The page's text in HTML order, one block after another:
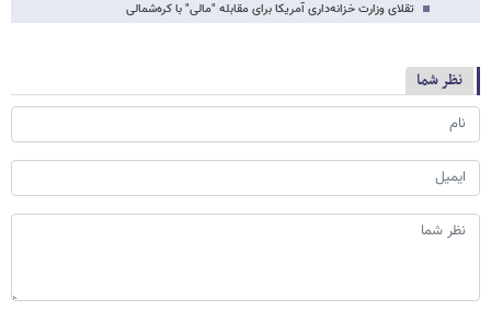
تقلای وزارت خزانه‌داری آمریکا برای مقابله "مالی" با کره‌شمالی
نظر شما